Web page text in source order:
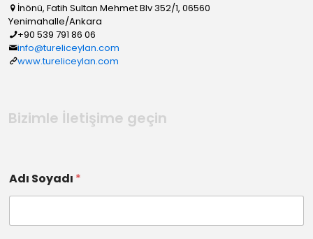
İnönü, Fatih Sultan Mehmet Blv 352/1, 06560
Yenimahalle/Ankara
+90 539 791 86 06
info@tureliceylan.com
www.tureliceylan.com
Bizimle İletişime geçin
Adı Soyadı *